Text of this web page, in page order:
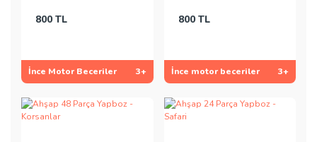
800 TL
İnce Motor Beceriler 3+
800 TL
İnce motor beceriler 3+